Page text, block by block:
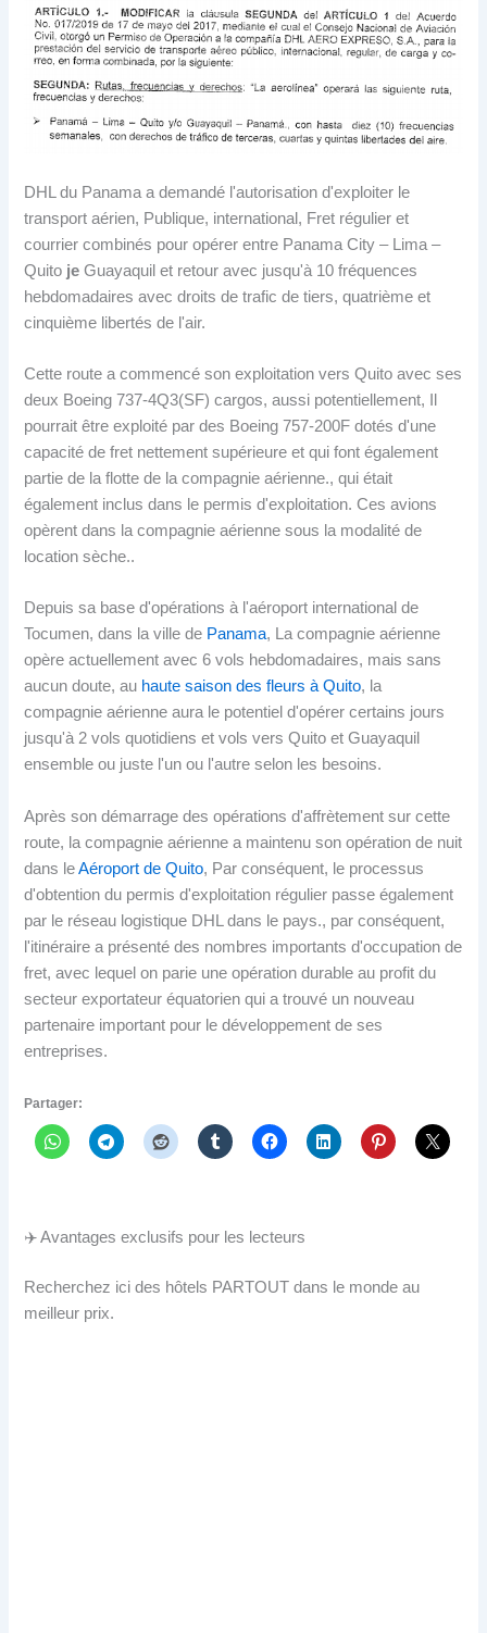
DHL du Panama a demandé l'autorisation d'exploiter le
transport aérien, Publique, international, Fret régulier et
courrier combinés pour opérer entre Panama City – Lima –
Quito je Guayaquil et retour avec jusqu'à 10 fréquences
hebdomadaires avec droits de trafic de tiers, quatrième et
cinquième libertés de l'air.
Cette route a commencé son exploitation vers Quito avec ses
deux Boeing 737-4Q3(SF) cargos, aussi potentiellement, Il
pourrait être exploité par des Boeing 757-200F dotés d'une
capacité de fret nettement supérieure et qui font également
partie de la flotte de la compagnie aérienne., qui était
également inclus dans le permis d'exploitation. Ces avions
opèrent dans la compagnie aérienne sous la modalité de
location sèche..
Depuis sa base d'opérations à l'aéroport international de
Tocumen, dans la ville de Panama, La compagnie aérienne
opère actuellement avec 6 vols hebdomadaires, mais sans
aucun doute, au haute saison des fleurs à Quito, la
compagnie aérienne aura le potentiel d'opérer certains jours
jusqu'à 2 vols quotidiens et vols vers Quito et Guayaquil
ensemble ou juste l'un ou l'autre selon les besoins.
Après son démarrage des opérations d'affrètement sur cette
route, la compagnie aérienne a maintenu son opération de nuit
dans leAéroport de Quito, Par conséquent, le processus
d'obtention du permis d'exploitation régulier passe également
par le réseau logistique DHL dans le pays., par conséquent,
l'itinéraire a présenté des nombres importants d'occupation de
fret, avec lequel on parie une opération durable au profit du
secteur exportateur équatorien qui a trouvé un nouveau
partenaire important pour le développement de ses
entreprises.
Partager:
✈️ Avantages exclusifs pour les lecteurs
Recherchez ici des hôtels PARTOUT dans le monde au
meilleur prix.